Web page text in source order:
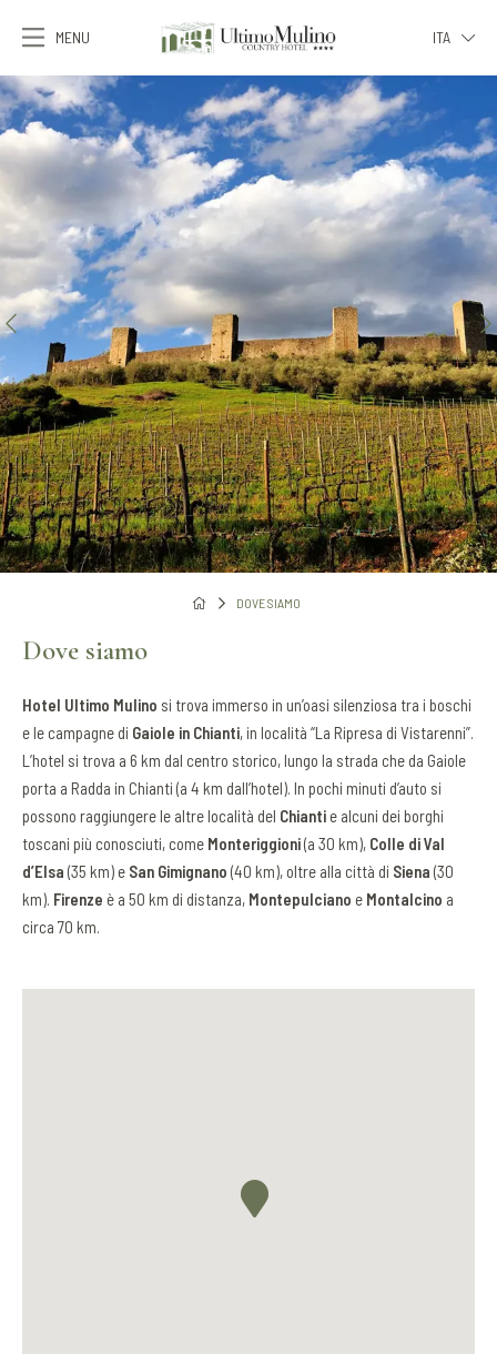
MENU
ITA
FRA
DEU
ESP
DOVE SIAMO
Dove siamo
Hotel Ultimo Mulino si trova immerso in un’oasi silenziosa tra i boschi
e le campagne di Gaiole in Chianti, in località “La Ripresa di Vistarenni”.
L’hotel si trova a 6 km dal centro storico, lungo la strada che da Gaiole
porta a Radda in Chianti (a 4 km dall’hotel). In pochi minuti d’auto si
possono raggiungere le altre località del Chiantie alcuni dei borghi
toscani più conosciuti, come Monteriggioni(a 30 km), Colle di Val
d’Elsa (35 km) e San Gimignano (40 km), oltre alla città di Siena (30
km). Firenze è a 50 km di distanza, Montepulciano e Montalcino a
circa 70 km.